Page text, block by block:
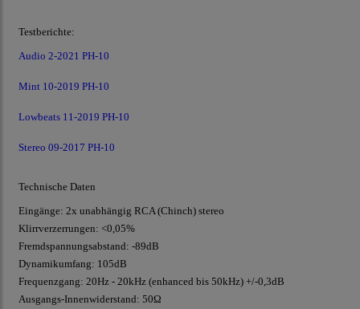
Testberichte:
Audio 2-2021 PH-10
Mint 10-2019 PH-10
Lowbeats 11-2019 PH-10
Stereo 09-2017 PH-10
Technische Daten
Eingänge: 2x unabhängig RCA (Chinch) stereo
Klirrverzerrungen: <0,05%
Fremdspannungsabstand: -89dB
Dynamikumfang: 105dB
Frequenzgang: 20Hz - 20kHz (enhanced bis 50kHz) +/-0,3dB
Ausgangs-Innenwiderstand: 50Ω